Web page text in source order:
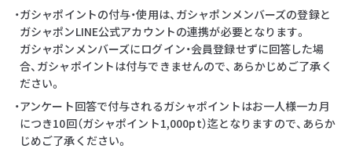
・ガシャポイントの付与・使用は、ガシャポンメンバーズの登録と
ガシャポンLINE公式アカウントの連携が必要となります。
ガシャポンメンバーズにログイン・会員登録せずに回答した場
合、ガシャポイントは付与できませんので、あらかじめご了承く
ださい。
・アンケート回答で付与されるガシャポイントはお一人様一カ月
につき10回（ガシャポイント1,000pt）迄となりますので、あらか
じめご了承ください。